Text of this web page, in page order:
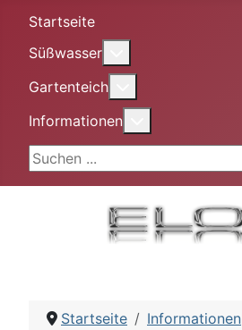
Startseite
Süßwasser
Gartenteich
Informationen
Suchen ...
Startseite
Informationen